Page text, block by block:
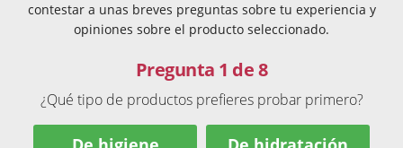
contestar a unas breves preguntas sobre tu experiencia y
opiniones sobre el producto seleccionado.
Pregunta 1 de 8
¿Qué tipo de productos prefieres probar primero?